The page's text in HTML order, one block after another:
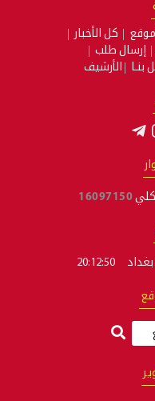
كل الأخبار
إرسال طلب
بنـا الأرشيف
16097150
20:12:51